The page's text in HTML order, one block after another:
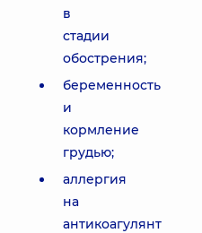
в
стадии
обострения;
беременность
и
кормление
грудью;
аллергия
на
антикоагулянт